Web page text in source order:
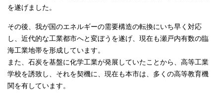
を遂げました。
その後、我が国のエネルギーの需要構造の転換にいち早く対応
し、近代的な工業都市へと変ぼうを遂げ、現在も瀬戸内有数の臨
海工業地帯を形成しています。
また、石炭を基盤に化学工業が発展していたことから、高等工業
学校を誘致し、それを契機に、現在も本市は、多くの高等教育機
関を有しています。